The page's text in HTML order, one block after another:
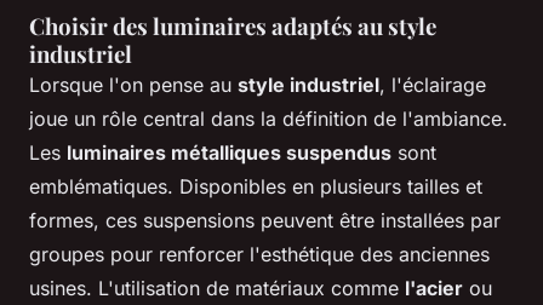
Choisir des luminaires adaptés au style
industriel
Lorsque l'on pense au style industriel, l'éclairage
joue un rôle central dans la définition de l'ambiance.
Les luminaires métalliques suspendus sont
emblématiques. Disponibles en plusieurs tailles et
formes, ces suspensions peuvent être installées par
groupes pour renforcer l'esthétique des anciennes
usines. L'utilisation de matériaux comme l'acier ou